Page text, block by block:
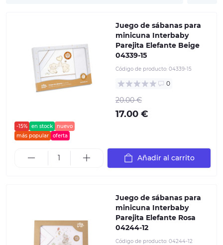
-15% en stock
nuevo
más popular
oferta
Juego de sábanas para
minicuna Interbaby
Parejita Elefante Beige
04339-15
Código de producto: 04339-15
0
20.00 €
17.00 €
Añadir al carrito
Juego de sábanas para
minicuna Interbaby
Parejita Elefante Rosa
04244-12
Código de producto: 04244-12